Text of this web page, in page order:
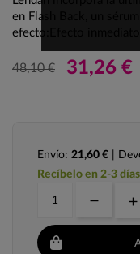
en Flash Back, un
efecto:Efecto inmediato.
48,10 € 31,26 €
Envío: 21,60 € |
Recíbelo en 2-3